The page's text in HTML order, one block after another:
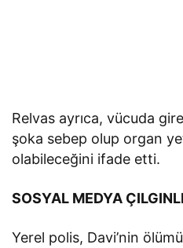
Relvas ayrıca, vücuda
şoka sebep olup organ
olabileceğini ifade etti.
SOSYAL MEDYA
Yerel polis, Davi’nin